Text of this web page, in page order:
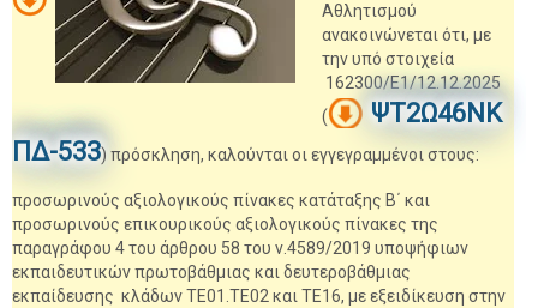
Αθλητισμού
ανακοινώνεται ότι, με
την υπό στοιχεία
162300/Ε1/12.12.2025
(
ΨΤ2Ω46ΝΚ
ΠΔ-533) πρόσκληση, καλούνται οι εγγεγραμμένοι στους:
προσωρινούς αξιολογικούς πίνακες κατάταξης Β΄ και
προσωρινούς επικουρικούς αξιολογικούς πίνακες της
παραγράφου 4 του άρθρου 58 του ν.4589/2019 υποψήφιων
εκπαιδευτικών πρωτοβάθμιας και δευτεροβάθμιας
εκπαίδευσης κλάδων ΤΕ01.ΤΕ02 και ΤΕ16, με εξειδίκευση στην